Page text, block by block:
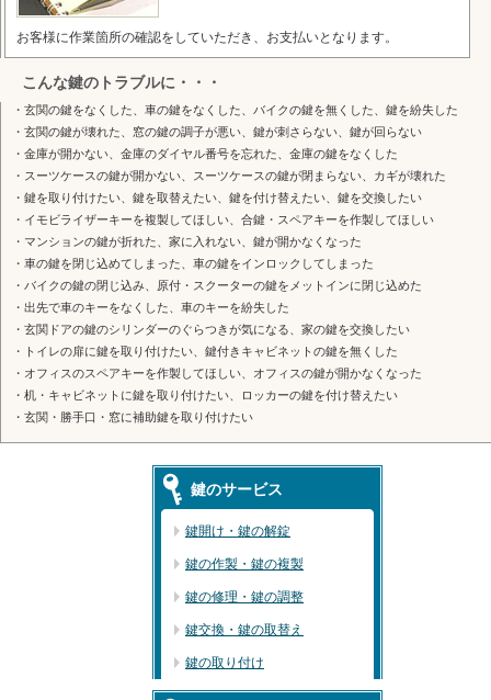
お客様に作業箇所の確認をしていただき、お支払いとなります。
こんな鍵のトラブルに・・・
・玄関の鍵をなくした、車の鍵をなくした、バイクの鍵を無くした、鍵を紛失した
・玄関の鍵が壊れた、窓の鍵の調子が悪い、鍵が刺さらない、鍵が回らない
・金庫が開かない、金庫のダイヤル番号を忘れた、金庫の鍵をなくした
・スーツケースの鍵が開かない、スーツケースの鍵が閉まらない、カギが壊れた
・鍵を取り付けたい、鍵を取替えたい、鍵を付け替えたい、鍵を交換したい
・イモビライザーキーを複製してほしい、合鍵・スペアキーを作製してほしい
・マンションの鍵が折れた、家に入れない、鍵が開かなくなった
・車の鍵を閉じ込めてしまった、車の鍵をインロックしてしまった
・バイクの鍵の閉じ込み、原付・スクーターの鍵をメットインに閉じ込めた
・出先で車のキーをなくした、車のキーを紛失した
・玄関ドアの鍵のシリンダーのぐらつきが気になる、家の鍵を交換したい
・トイレの扉に鍵を取り付けたい、鍵付きキャビネットの鍵を無くした
・オフィスのスペアキーを作製してほしい、オフィスの鍵が開かなくなった
・机・キャビネットに鍵を取り付けたい、ロッカーの鍵を付け替えたい
・玄関・勝手口・窓に補助鍵を取り付けたい
鍵のサービス
鍵開け・鍵の解錠
鍵の作製・鍵の複製
鍵の修理・鍵の調整
鍵交換・鍵の取替え
鍵の取り付け